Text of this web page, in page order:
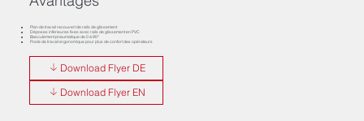
Plan de travail recouvert de rails de glissement
Déposes inférieures fixes avec rails de glissement en PVC
Basculement pneumatique de 0 à 90°
Poste de travail ergonomique pour plus de confort des opérateurs
Download Flyer DE
Download Flyer EN